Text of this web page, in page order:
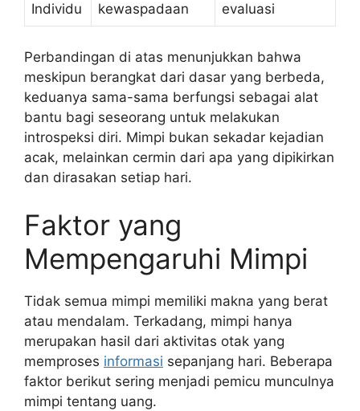
Individu
kewaspadaan
evaluasi
Perbandingan di atas menunjukkan bahwa
meskipun berangkat dari dasar yang berbeda,
keduanya sama-sama berfungsi sebagai alat
bantu bagi seseorang untuk melakukan
introspeksi diri. Mimpi bukan sekadar kejadian
acak, melainkan cermin dari apa yang dipikirkan
dan dirasakan setiap hari.
Faktor yang
Mempengaruhi Mimpi
Tidak semua mimpi memiliki makna yang berat
atau mendalam. Terkadang, mimpi hanya
merupakan hasil dari aktivitas otak yang
memproses informasi sepanjang hari. Beberapa
faktor berikut sering menjadi pemicu munculnya
mimpi tentang uang.